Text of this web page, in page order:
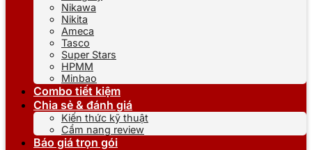
Nikawa
Nikita
Ameca
Tasco
Super Stars
HPMM
Minbao
Combo tiết kiệm
Chia sẻ & đánh giá
Kiến thức kỹ thuật
Cẩm nang review
Báo giá trọn gói